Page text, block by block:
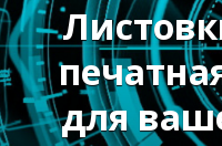
для